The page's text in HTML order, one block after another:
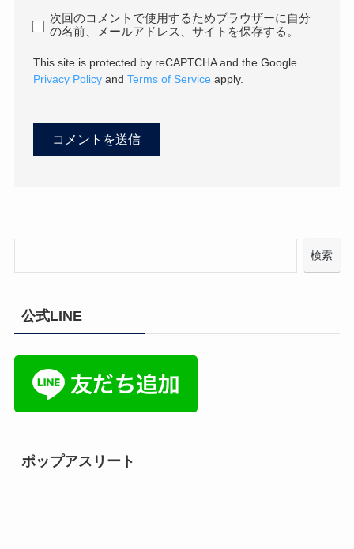
次回のコメントで使用するためブラウザーに自分
の名前、メールアドレス、サイトを保存する。
This site is protected by reCAPTCHA and the Google
Privacy Policy andTerms of Service apply.
検索
公式LINE
ポップアスリート